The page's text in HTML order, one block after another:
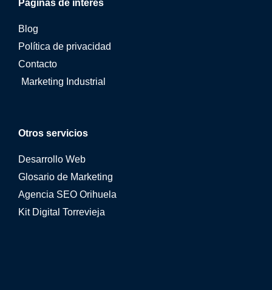
Otros servicios
Desarrollo Web
Glosario de Marketing
Agencia SEO Orihuela
Kit Digital Torrevieja
Páginas de interés
Blog
Política de privacidad
Contacto
Marketing Industrial